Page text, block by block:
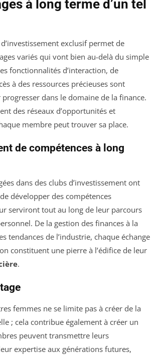
à long terme d’un tel
exclusif permet de
variés qui vont bien au-delà du simple
fonctionnalités d’interaction, de
à des ressources précieuses sont
dans le domaine de la finance.
des réseaux d’opportunités et
membre peut trouver sa place.
de compétences à long
dans des clubs d’investissement ont
développer des compétences
serviront tout au long de leur parcours
De la gestion des finances à la
tendances de l’industrie, chaque échange
constituent une pierre à l’édifice de leur
.
femmes ne se limite pas à créer de la
; cela contribue également à créer un
peuvent transmettre leurs
expertise aux générations futures,